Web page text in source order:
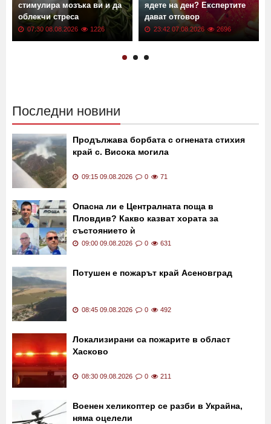
стимулира мозъка ви и да
облекчи стреса
07:30 08.08.2026 1226
ядете на ден? Експертите
дават отговор
23:42 07.08.2026 2696
Последни новини
Продължава борбата с огнената стихия
край с. Висока могила
09:15 09.08.2026 0 71
Опасна ли е Централната поща в
Пловдив? Какво казват хората за
състоянието ѝ
09:00 09.08.2026 0 631
Потушен е пожарът край Асеновград
08:45 09.08.2026 0 492
Локализирани са пожарите в област
Хасково
08:30 09.08.2026 0 211
Военен хеликоптер се разби в Украйна,
няма оцелели